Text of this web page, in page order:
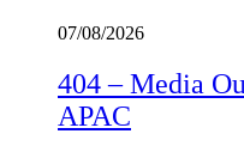
07/08/2026
404 – Media
APAC